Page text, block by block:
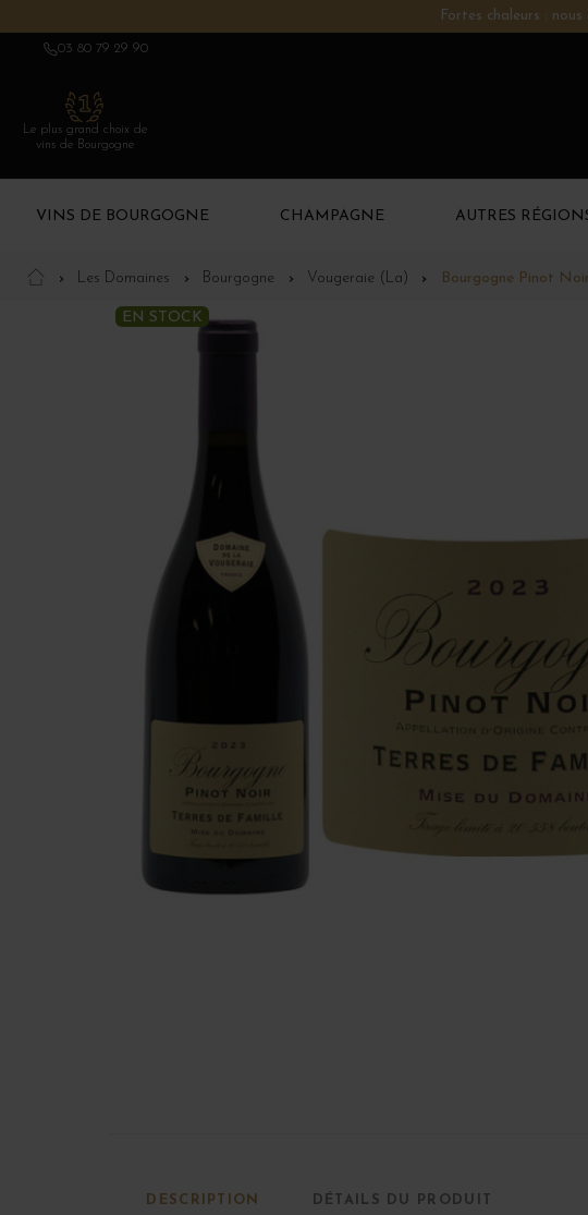
Fortes chaleurs :
03 80 79 29 90
Le plus grand choix de
vins de Bourgogne
VINS DE BOURGOGNE CHAMPAGNE AUTRES
Les Domaines Bourgogne Vougeraie (La) Bourgogne Pinot
EN STOCK
DESCRIPTION DÉTAILS DU PRODUIT